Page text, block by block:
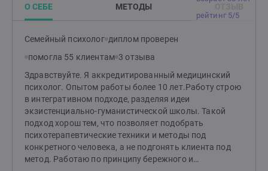
рейтинг 5/5
О СЕБЕ МЕТОДЫ
Семейный психолог диплом проверен
помогла 55 клиентам 3 отзыва
Здравствуйте. Я аккредитированный медицинский
психолог. Опытом работы более 10 лет.Работу строю
в интегративном подходе, разделяя идеи
экзистенциально-гуманистической школы. Такой
подход хорош тем, что позволяет подобрать
психотерапевтические техники и методы под
конкретного человека, а не подгонять клиента под
метод. Работаю по принципу бережного и